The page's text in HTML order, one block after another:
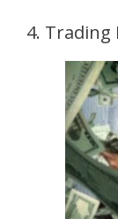
4. Trading